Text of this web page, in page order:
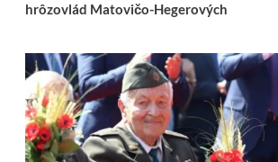
hrôzovlád Matovičo-Hegerových